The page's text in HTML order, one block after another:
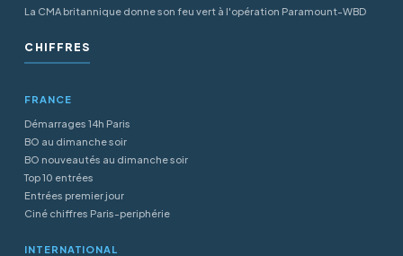
La CMA britannique donne son feu vert à l'opération Paramount-WBD
CHIFFRES
FRANCE
Démarrages 14h Paris
BO au dimanche soir
BO nouveautés au dimanche soir
Top 10 entrées
Entrées premier jour
Ciné chiffres Paris-periphérie
INTERNATIONAL